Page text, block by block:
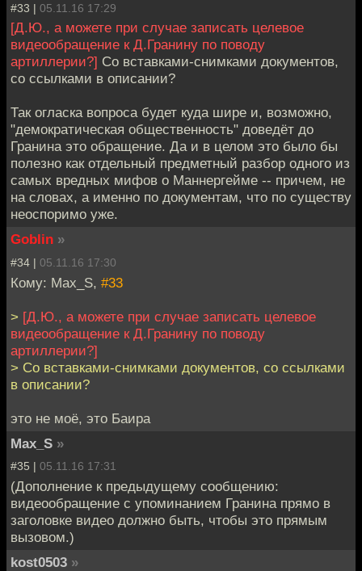
#33 | 05.11.16 17:29
[Д.Ю., а можете при случае записать целевое
видеообращение к Д.Гранину по поводу
артиллерии?] Со вставками-снимками документов,
со ссылками в описании?
Так огласка вопроса будет куда шире и, возможно,
"демократическая общественность" доведёт до
Гранина это обращение. Да и в целом это было бы
полезно как отдельный предметный разбор одного из
самых вредных мифов о Маннергейме -- причем, не
на словах, а именно по документам, что по существу
неоспоримо уже.
Goblin »
#34 | 05.11.16 17:30
Кому: Max_S, #33
> [Д.Ю., а можете при случае записать целевое
видеообращение к Д.Гранину по поводу
артиллерии?]
> Со вставками-снимками документов, со ссылками
в описании?
это не моё, это Баира
Max_S »
#35 | 05.11.16 17:31
(Дополнение к предыдущему сообщению:
видеообращение с упоминанием Гранина прямо в
заголовке видео должно быть, чтобы это прямым
вызовом.)
kost0503 »